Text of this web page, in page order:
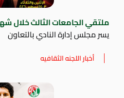
ملتقي الجامعات الثالث
يسر مجلس إدارة النادي بالتعاون
أخبار اللجنه الثقافيه